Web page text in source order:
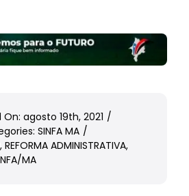
agosto 19th, 2021 /
SINFA MA /
, REFORMA ADMINISTRATIVA,
MA